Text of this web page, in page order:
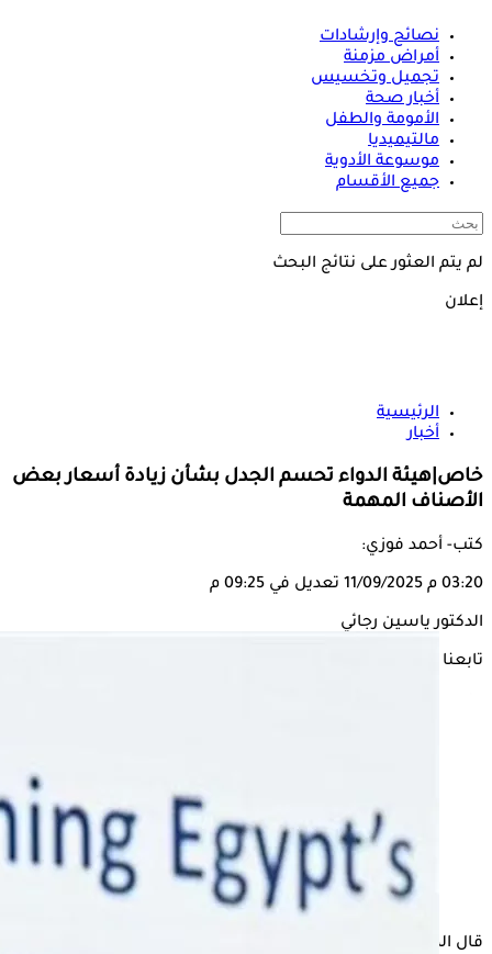
نصائح وإرشادات
أمراض مزمنة
تجميل وتخسيس
أخبار صحة
الأمومة والطفل
مالتيميديا
موسوعة الأدوية
جميع الأقسام
لم يتم العثور على نتائج البحث
إعلان
الرئيسية
أخبار
خاص|هيئة الدواء تحسم الجدل بشأن زيادة أسعار بعض
الأصناف المهمة
كتب- أحمد فوزي:
03:20 م 11/09/2025 تعديل في 09:25 م
الدكتور ياسين رجائي
تابعنا على
قال الدكتور ياسين رجائي، مساعد رئيس